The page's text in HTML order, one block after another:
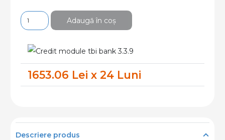
Cantitate
Sistem
Fotovoltaic
Trifazat
cu
Adaugă în coș
1653.06 Lei x 24 Luni
Descriere produs